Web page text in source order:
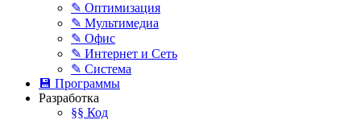
✎ Оптимизация
✎ Мультимедиа
✎ Офис
✎ Интернет и Сеть
✎ Система
💾 Программы
Разработка
§§ Код